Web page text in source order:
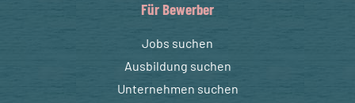
Für Bewerber
Jobs suchen
Ausbildung suchen
Unternehmen suchen